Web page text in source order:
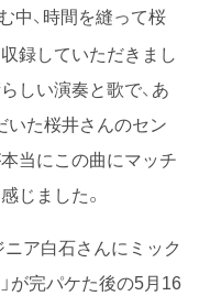
中、時間を縫って桜
録していただきまし
しい演奏と歌で、あ
いた桜井さんのセン
当にこの曲にマッチ
じました。
ア白石さんにミック
が完パケた後の5月16